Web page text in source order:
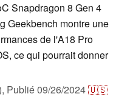
Snapdragon 8 Gen 4
Geekbench montre une
de l'A18 Pro
ce qui pourrait donner
Publié09/26/2024🇺🇸